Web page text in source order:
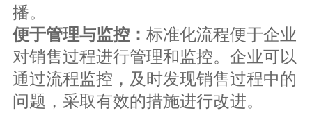
播。
便于管理与监控： 标准化流程便于企业
对销售过程进行管理和监控。企业可以
通过流程监控，及时发现销售过程中的
问题，采取有效的措施进行改进。